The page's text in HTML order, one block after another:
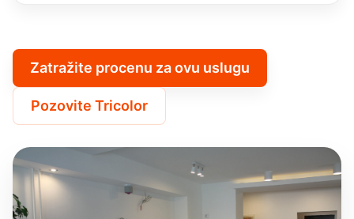
Zatražite procenu za ovu uslugu
Pozovite Tricolor